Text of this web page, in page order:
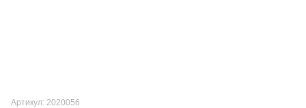
Артикул: 2020056